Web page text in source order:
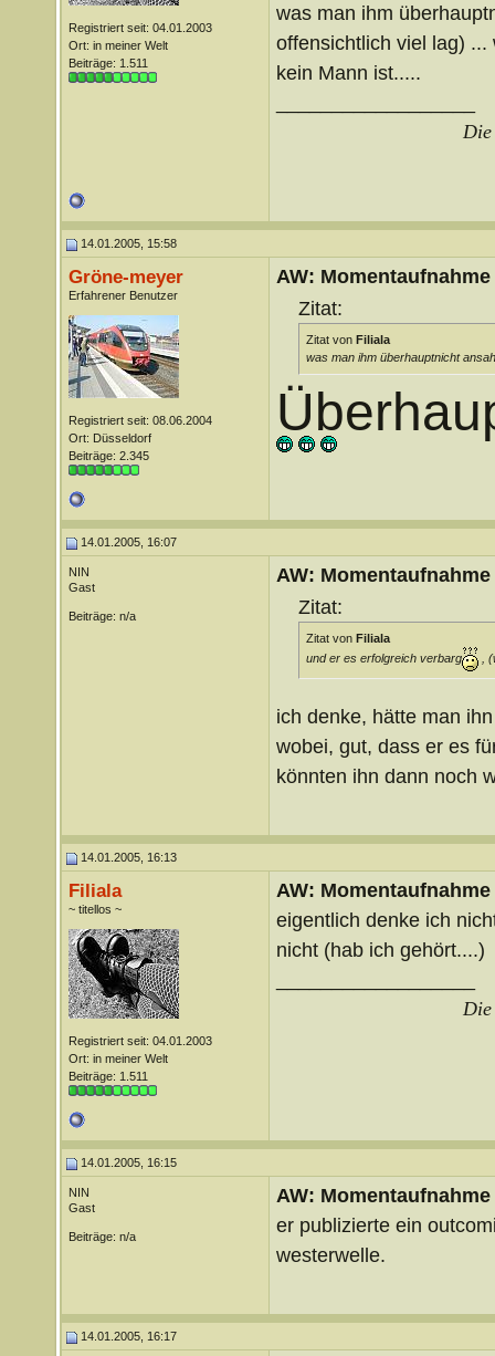
Registriert seit: 04.01.2003
Ort: in meiner Welt
Beiträge: 1.511
was man ihm
offensichtlich viel lag)
kein Mann ist.....
Die
14.01.2005, 15:58
Gröne-meyer
Erfahrener Benutzer
Registriert seit: 08.06.2004
Ort: Düsseldorf
Beiträge: 2.345
AW: Momentaufnahme
Zitat:
Zitat von Filiala
was man ihm überhauptnicht
14.01.2005, 16:07
NIN
Gast
Beiträge: n/a
AW: Momentaufnahme
Zitat:
Zitat von Filiala
und er es erfolgreich verbarg
,
ich denke, hätte man
wobei, gut, dass er es
könnten ihn dann noch
14.01.2005, 16:13
Filiala
~ titellos ~
Registriert seit: 04.01.2003
Ort: in meiner Welt
Beiträge: 1.511
AW: Momentaufnahme
eigentlich denke ich
nicht (hab ich gehört....)
Die
14.01.2005, 16:15
NIN
Gast
Beiträge: n/a
AW: Momentaufnahme
er publizierte ein
westerwelle.
14.01.2005, 16:17